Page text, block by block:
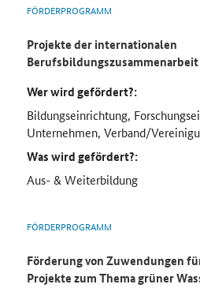
FÖRDERPROGRAMM
Projekte der internationalen
Wer wird gefördert?:
Bildungseinrichtung,
Unternehmen, Verband/
Was wird gefördert?:
Aus- & Weiterbildung
FÖRDERPROGRAMM
Förderung von Zuwendungen
Projekte zum Thema grüner